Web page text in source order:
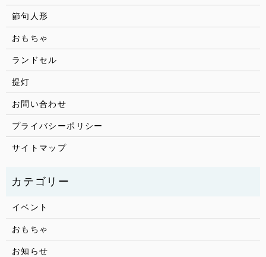
節句人形
おもちゃ
ランドセル
提灯
お問い合わせ
プライバシーポリシー
サイトマップ
イベント
おもちゃ
お知らせ